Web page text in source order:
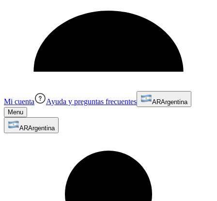
Mi cuenta Ayuda y preguntas frecuentes ARArgentina
Menu
ARArgentina